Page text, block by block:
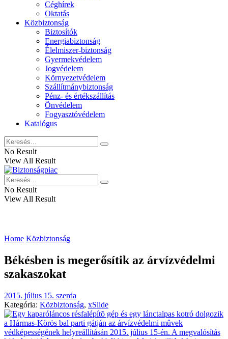
Céghírek
Oktatás
Közbiztonság
Biztosítók
Energiabiztonság
Élelmiszer-biztonság
Gyermekvédelem
Jogvédelem
Környezetvédelem
Szállítmánybiztonság
Pénz- és értékszállítás
Önvédelem
Fogyasztóvédelem
Katalógus
No Result
View All Result
No Result
View All Result
Home Közbiztonság
Békésben is megerősítik az árvízvédelmi
szakaszokat
2015. július 15. szerda
Kategória: Közbiztonság, xSlide